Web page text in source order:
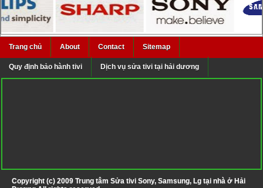
Trang chủ About Contact Sitemap
Quy định bảo hành tivi Dịch vụ sửa tivi tại hải dương
Copyright (c) 2009 Trung tâm Sửa tivi Sony, Samsung, Lg tại nhà ở Hải